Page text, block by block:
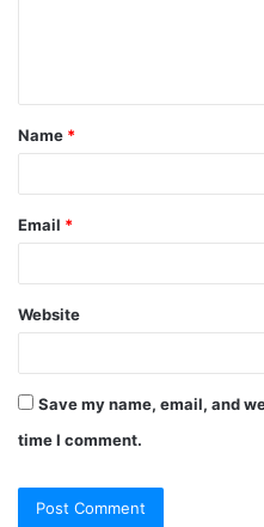
Name *
Email *
Website
Save my name, email, and
time I comment.